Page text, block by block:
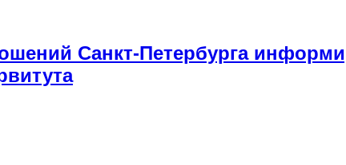
Санкт-Петербурга